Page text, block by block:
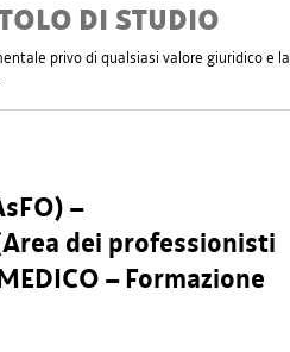
DI STUDIO
privo di qualsiasi valore giuridico e la
–
(Area dei professionisti
– Formazione